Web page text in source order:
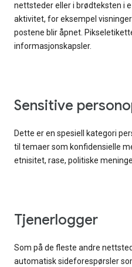
nettsteder eller i brødteksten i
aktivitet, for eksempel
postene blir åpnet.
informasjonskapsler.
Sensitive
Dette er en spesiell kategori
til temaer som konfidensielle
etnisitet, rase, politiske
Tjenerlogger
Som på de fleste andre
automatisk sideforespørsler